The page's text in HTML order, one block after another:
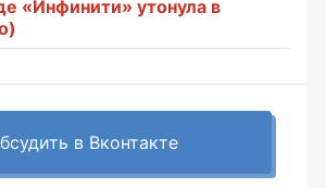
«Инфинити» утонула в
в Вконтакте